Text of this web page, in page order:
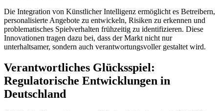
Die Integration von Künstlicher Intelligenz ermöglicht es Betreibern,
personalisierte Angebote zu entwickeln, Risiken zu erkennen und
problematisches Spielverhalten frühzeitig zu identifizieren. Diese
Innovationen tragen dazu bei, dass der Markt nicht nur
unterhaltsamer, sondern auch verantwortungsvoller gestaltet wird.
Verantwortliches Glücksspiel:
Regulatorische Entwicklungen in
Deutschland